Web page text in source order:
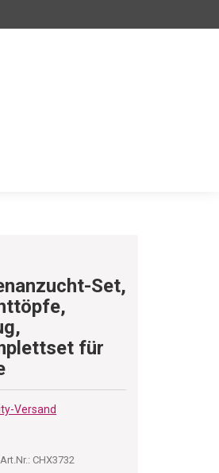
Set,
für
Versand
CHX3732